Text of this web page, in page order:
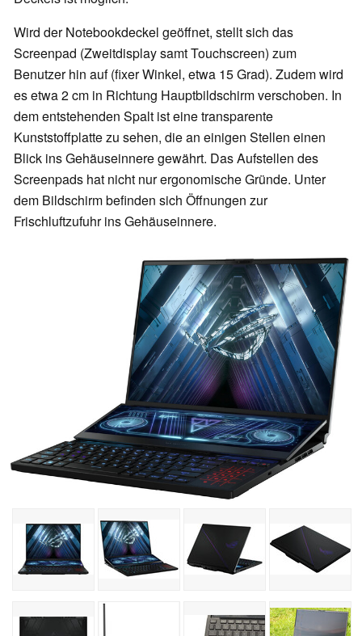
Wird der Notebookdeckel geöffnet, stellt sich das
Screenpad (Zweitdisplay samt Touchscreen) zum
Benutzer hin auf (fixer Winkel, etwa 15 Grad). Zudem wird
es etwa 2 cm in Richtung Hauptbildschirm verschoben. In
dem entstehenden Spalt ist eine transparente
Kunststoffplatte zu sehen, die an einigen Stellen einen
Blick ins Gehäuseinnere gewährt. Das Aufstellen des
Screenpads hat nicht nur ergonomische Gründe. Unter
dem Bildschirm befinden sich Öffnungen zur
Frischluftzufuhr ins Gehäuseinnere.